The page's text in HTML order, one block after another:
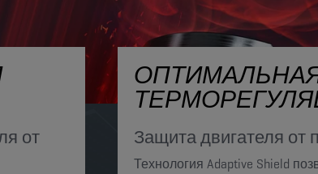
от Защита двигателя от
Технология Adaptive Shield